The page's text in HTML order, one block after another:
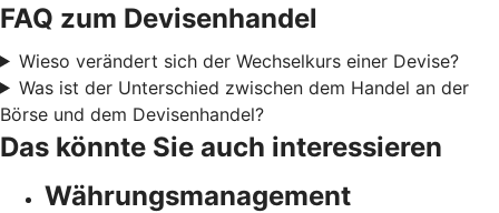
FAQ zum Devisenhandel
Wieso verändert sich der Wechselkurs einer Devise?
Was ist der Unterschied zwischen dem Handel an der
Börse und dem Devisenhandel?
Das könnte Sie auch interessieren
Währungsmanagement